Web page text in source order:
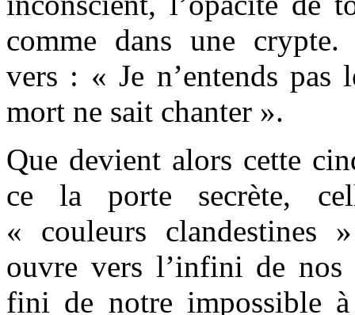
comme dans une
vers : « Je n’entends pas
mort ne sait chanter ».
Que devient alors cette
ce la porte secrète,
« couleurs clandestines
ouvre vers l’infini de
fini de notre impossible